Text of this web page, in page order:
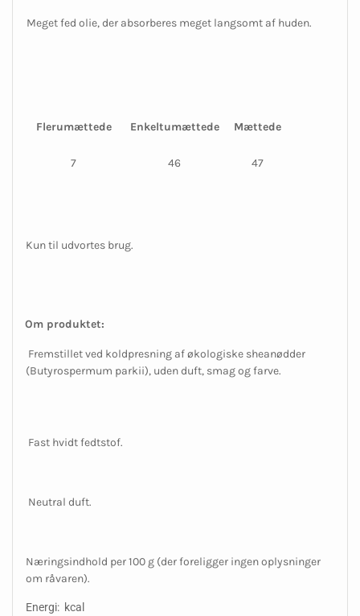
Meget fed olie, der absorberes meget langsomt af huden.
Flerumættede Enkeltumættede Mættede
7 46 47
Kun til udvortes brug.
Om produktet:
Fremstillet ved koldpresning af økologiske sheanødder
(Butyrospermum parkii), uden duft, smag og farve.
Fast hvidt fedtstof.
Neutral duft.
Næringsindhold per 100 g (der foreligger ingen oplysninger
om råvaren).
Energi: kcal